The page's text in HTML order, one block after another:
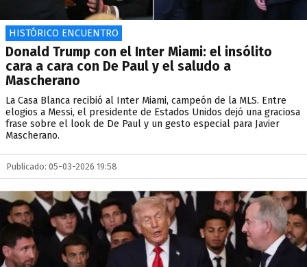
HISTÓRICO ENCUENTRO
Donald Trump con el Inter Miami: el insólito
cara a cara con De Paul y el saludo a
Mascherano
La Casa Blanca recibió al Inter Miami, campeón de la MLS. Entre
elogios a Messi, el presidente de Estados Unidos dejó una graciosa
frase sobre el look de De Paul y un gesto especial para Javier
Mascherano.
Publicado: 05-03-2026 19:58